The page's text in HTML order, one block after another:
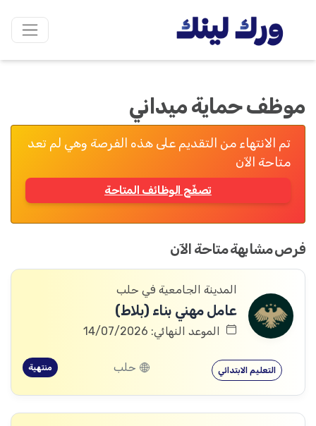
موظف حماية ميداني
تم الانتهاء من التقديم على هذه الفرصة وهي لم تعد
متاحة الآن
تصفّح الوظائف المتاحة
فرص مشابهة متاحة الآن
المدينة الجامعية في حلب
عامل مهني بناء (بلاط)
الموعد النهائي: 14/07/2026
التعليم الابتدائي حلب منتهية